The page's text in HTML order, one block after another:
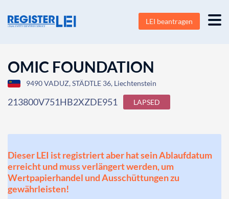
LEI beantragen
OMIC FOUNDATION
9490 VADUZ, STÄDTLE 36, Liechtenstein
213800V751HB2XZDE951 LAPSED
Dieser LEI ist registriert aber hat sein Ablaufdatum
erreicht und muss verlängert werden, um
Wertpapierhandel und Ausschüttungen zu
gewährleisten!